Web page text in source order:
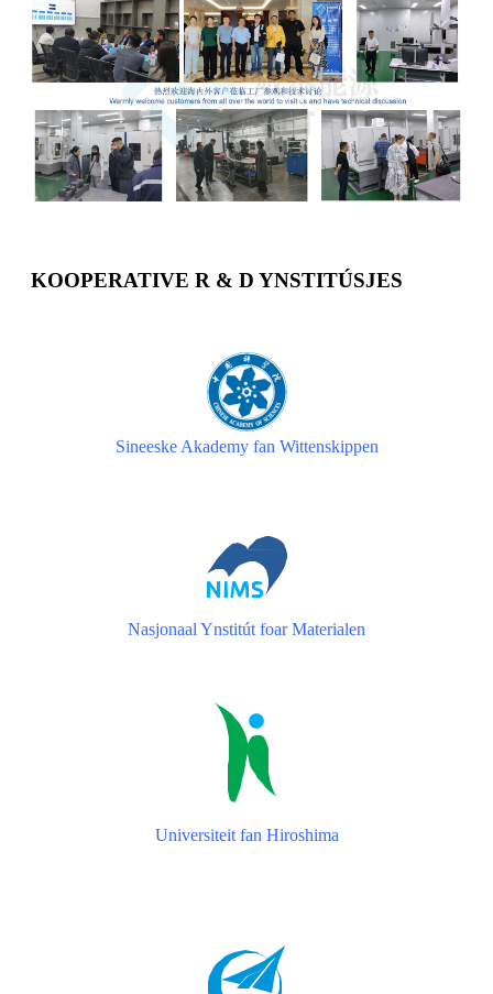
KOOPERATIVE R & D YNSTITÚSJES
Sineeske Akademy fan Wittenskippen
Nasjonaal Ynstitút foar Materialen
Universiteit fan Hiroshima